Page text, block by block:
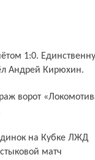
Андрей Кирюхин.
матч